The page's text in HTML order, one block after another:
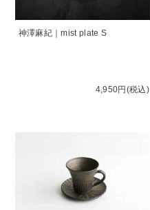
神澤麻紀｜mist plate S
4,950円(税込)